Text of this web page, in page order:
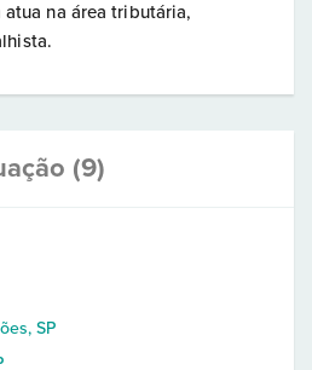
na área tributária,
(9)
SP